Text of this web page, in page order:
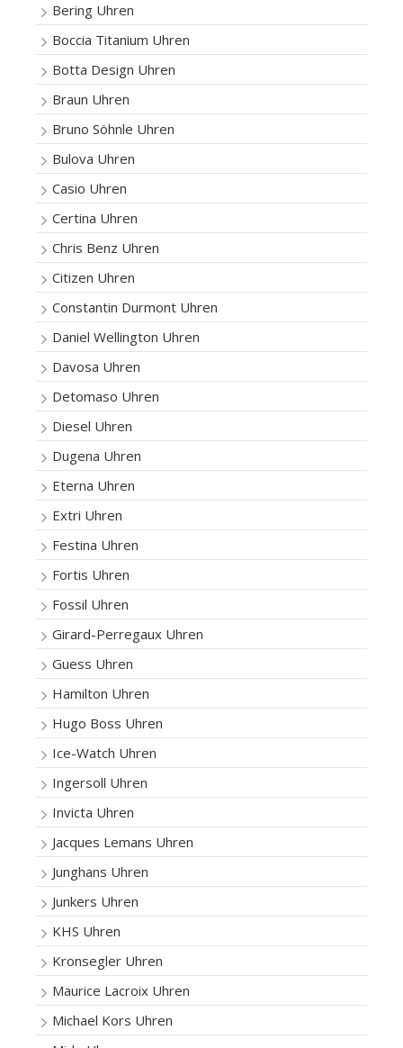
Bering Uhren
Boccia Titanium Uhren
Botta Design Uhren
Braun Uhren
Bruno Söhnle Uhren
Bulova Uhren
Casio Uhren
Certina Uhren
Chris Benz Uhren
Citizen Uhren
Constantin Durmont Uhren
Daniel Wellington Uhren
Davosa Uhren
Detomaso Uhren
Diesel Uhren
Dugena Uhren
Eterna Uhren
Extri Uhren
Festina Uhren
Fortis Uhren
Fossil Uhren
Girard-Perregaux Uhren
Guess Uhren
Hamilton Uhren
Hugo Boss Uhren
Ice-Watch Uhren
Ingersoll Uhren
Invicta Uhren
Jacques Lemans Uhren
Junghans Uhren
Junkers Uhren
KHS Uhren
Kronsegler Uhren
Maurice Lacroix Uhren
Michael Kors Uhren